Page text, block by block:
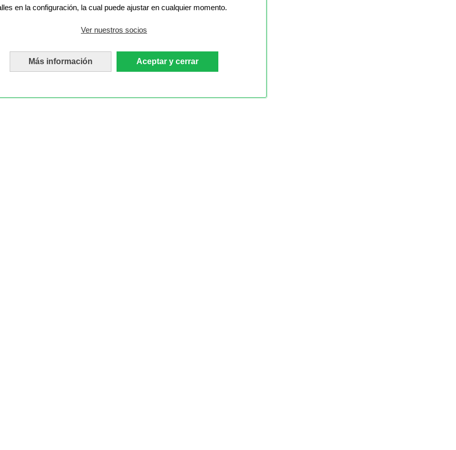
en la configuración, la cual puede ajustar en cualquier momento.
Ver nuestros socios
Más información Aceptar y cerrar